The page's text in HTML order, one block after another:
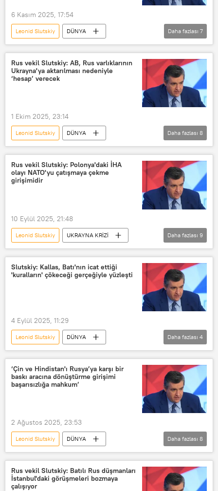
6 Kasım 2025, 17:54
Leonid Slutskiy
DÜNYA
Rusya Devlet Duması
Mark Rutte
NATO
Rusya
Ukrayna
Avrupa
Rusofobik histeri
Daha fazlası 7
Rus vekil Slutskiy: AB, Rus varlıklarının
Ukrayna'ya aktarılması nedeniyle
‘hesap’ verecek
1 Ekim 2025, 23:14
Leonid Slutskiy
DÜNYA
Rusya Devlet Duması
Brüksel
Avrupa Birliği
AB
Ukrayna
Rusya
Vladimir Zelenskiy
Daha fazlası 8
Rus vekil Slutskiy: Polonya'daki İHA
olayı NATO'yu çatışmaya çekme
girişimidir
10 Eylül 2025, 21:48
Leonid Slutskiy
UKRAYNA KRİZİ
Kaja Kallas
Vladimir Zelenskiy
Kiev
Rusya
Brüksel
NATO
AB
Daha fazlası 9
Slutskiy: Kallas, Batı'nın icat ettiği
'kuralların' çökeceği gerçeğiyle yüzleşti
4 Eylül 2025, 11:29
Leonid Slutskiy
DÜNYA
Kaja Kallas
Vladimir Putin
Rusya
Batı AB
Daha fazlası 4
‘Çin ve Hindistan'ı Rusya’ya karşı bir
baskı aracına dönüştürme girişimi
başarısızlığa mahkum’
2 Ağustos 2025, 23:53
Leonid Slutskiy
DÜNYA
Rusya Devlet Duması
ABD
Pekin
Yeni Delhi
Hindistan
Yaptırım
Daha fazlası 8
Rus vekil Slutskiy: Batılı Rus düşmanları
İstanbul'daki görüşmeleri bozmaya
çalışıyor